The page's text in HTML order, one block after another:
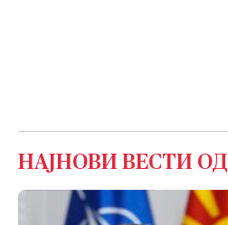
НАЈНОВИ ВЕСТИ ОД